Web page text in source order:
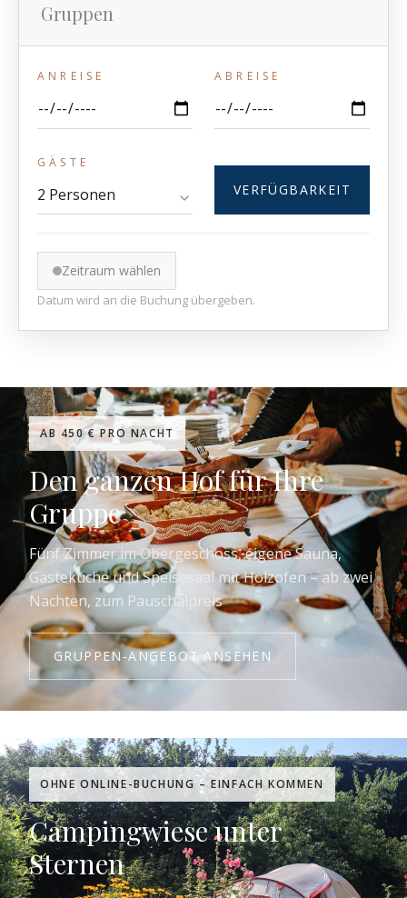
Gruppen
ANREISE ABREISE
GÄSTE
VERFÜGBARKEIT
Zeitraum wählen
Datum wird an die Buchung übergeben.
AB 450 € PRO NACHT
Den ganzen Hof für Ihre
Gruppe
Fünf Zimmer im Obergeschoss, eigene Sauna,
Gästeküche und Speisesaal mit Holzofen – ab zwei
Nächten, zum Pauschalpreis
GRUPPEN-ANGEBOT ANSEHEN
OHNE ONLINE-BUCHUNG – EINFACH KOMMEN
Campingwiese unter
Sternen